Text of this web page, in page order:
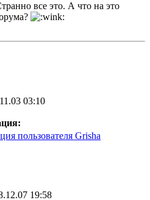
все это. А что на это
03:10
пользователя Grisha
19:58